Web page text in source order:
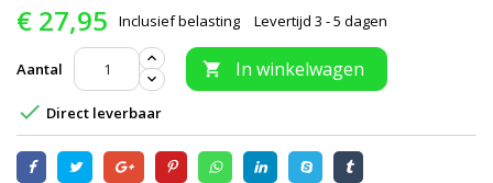
€ 27,95 Inclusief belasting Levertijd 3 - 5 dagen
Aantal  In winkelwagen
 Direct leverbaar